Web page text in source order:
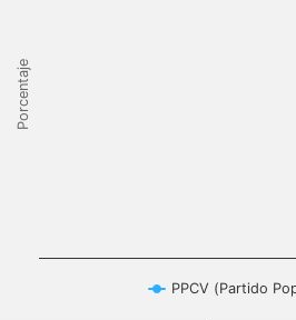
Porcentaje
PPCV (Partido